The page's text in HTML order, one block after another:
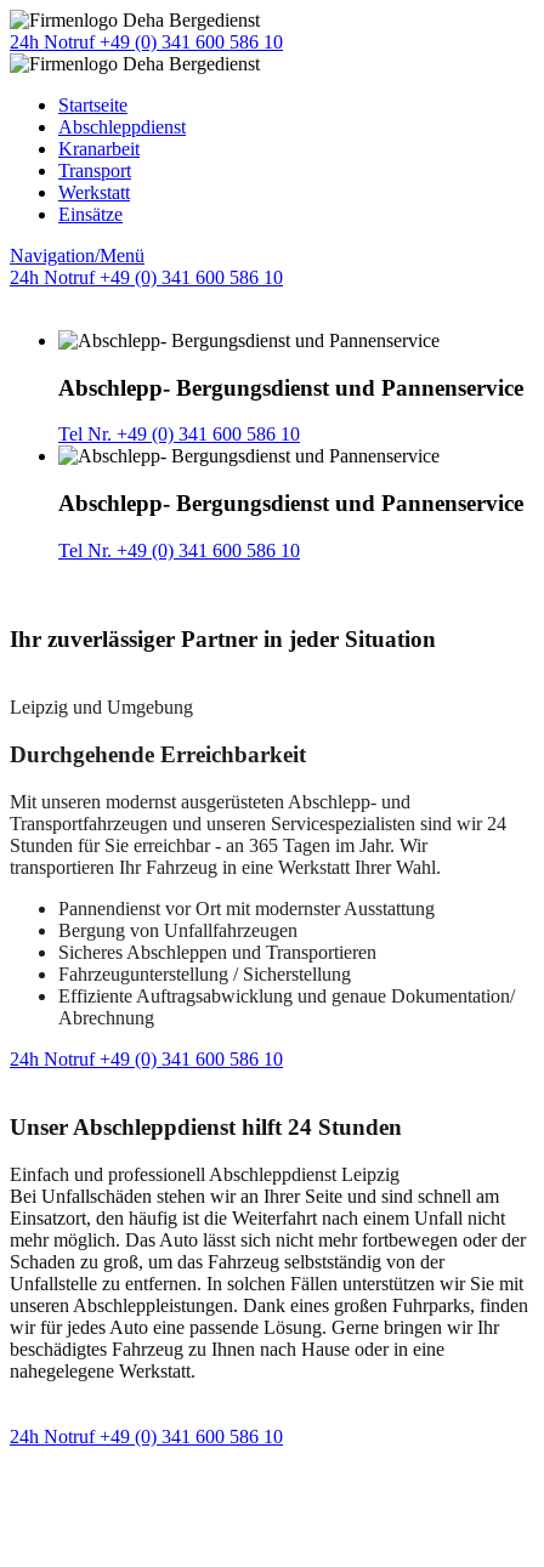
24h Notruf +49 (0) 341 600 586 10
Startseite
Abschleppdienst
Kranarbeit
Transport
Werkstatt
Einsätze
Navigation/Menü
24h Notruf +49 (0) 341 600 586 10
Abschlepp- Bergungsdienst und Pannenservice
Tel Nr. +49 (0) 341 600 586 10
Abschlepp- Bergungsdienst und Pannenservice
Tel Nr. +49 (0) 341 600 586 10
Ihr zuverlässiger Partner in jeder Situation
Leipzig und Umgebung
Durchgehende Erreichbarkeit
Mit unseren modernst ausgerüsteten Abschlepp- und
Transportfahrzeugen und unseren Servicespezialisten sind wir 24
Stunden für Sie erreichbar - an 365 Tagen im Jahr. Wir
transportieren Ihr Fahrzeug in eine Werkstatt Ihrer Wahl.
Pannendienst vor Ort mit modernster Ausstattung
Bergung von Unfallfahrzeugen
Sicheres Abschleppen und Transportieren
Fahrzeugunterstellung / Sicherstellung
Effiziente Auftragsabwicklung und genaue Dokumentation/
Abrechnung
24h Notruf +49 (0) 341 600 586 10
Unser Abschleppdienst hilft 24 Stunden
Einfach und professionell Abschleppdienst Leipzig
Bei Unfallschäden stehen wir an Ihrer Seite und sind schnell am
Einsatzort, den häufig ist die Weiterfahrt nach einem Unfall nicht
mehr möglich. Das Auto lässt sich nicht mehr fortbewegen oder der
Schaden zu groß, um das Fahrzeug selbstständig von der
Unfallstelle zu entfernen. In solchen Fällen unterstützen wir Sie mit
unseren Abschleppleistungen. Dank eines großen Fuhrparks, finden
wir für jedes Auto eine passende Lösung. Gerne bringen wir Ihr
beschädigtes Fahrzeug zu Ihnen nach Hause oder in eine
nahegelegene Werkstatt.
24h Notruf +49 (0) 341 600 586 10